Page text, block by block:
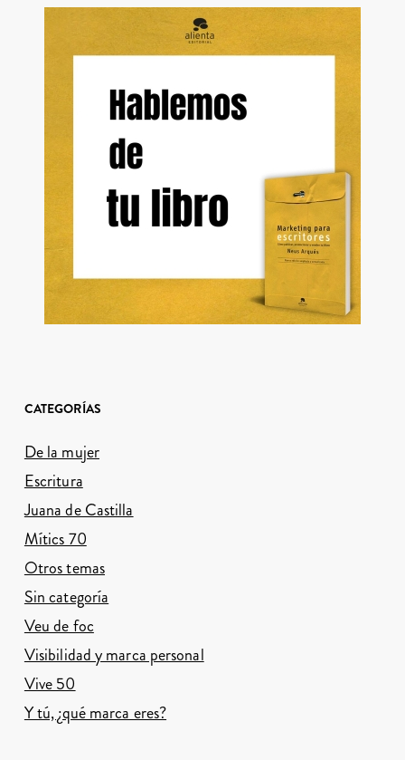
CATEGORÍAS
De la mujer
Escritura
Juana de Castilla
Mítics 70
Otros temas
Sin categoría
Veu de foc
Visibilidad y marca personal
Vive 50
Y tú, ¿qué marca eres?